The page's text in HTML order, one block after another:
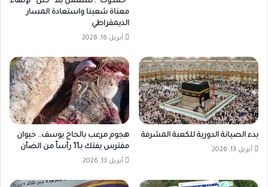
معناة شعبنا واستعادة المسار
الديمقراطي
أبريل 16, 2026
بدء الصيانة الدورية للكعبة المشرفة
أبريل 13, 2026
هجوم مرعب بالحاج يوسف.. حيوان
مفترس يفتك بـ11 رأساً من الضأن
أبريل 13, 2026